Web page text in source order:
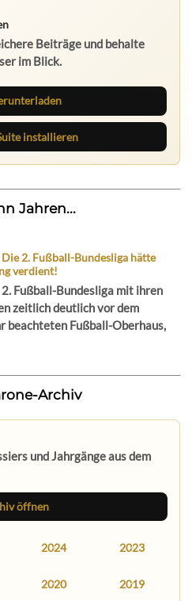
Beiträge und behalte
im Blick.
installieren
Jahren...
2. Fußball-Bundesliga hätte
verdient!
Fußball-Bundesliga mit ihren
zeitlich deutlich vor dem
beachteten Fußball-Oberhaus,
Archiv
und Jahrgänge aus dem
öffnen
2024 2023
2020 2019